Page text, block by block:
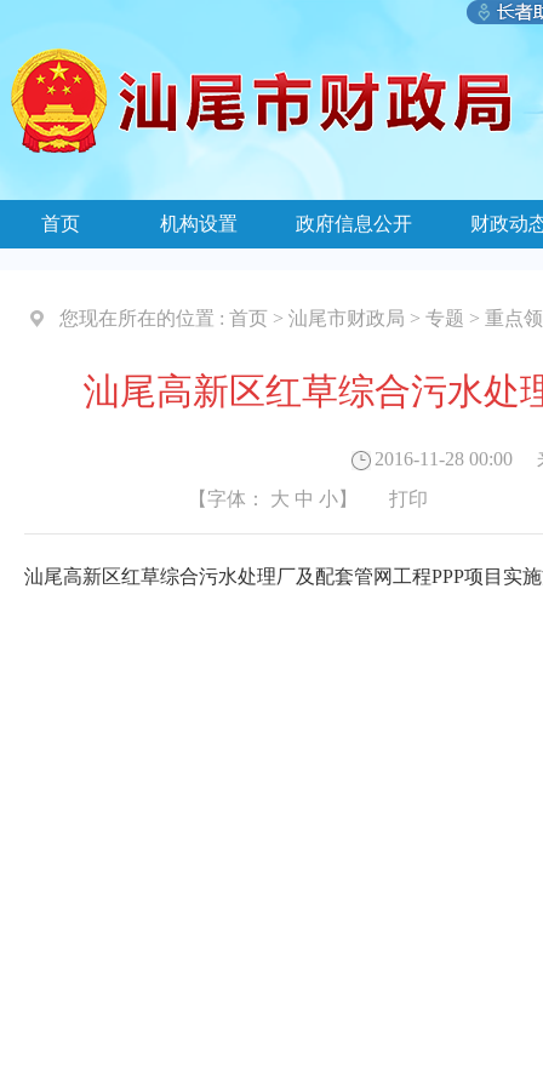
首页 机构设置 政府信息公开 财政动
您现在所在的位置 : 首页 > 汕尾市财政局 > 专题 > 重点
汕尾高新区红草综合污水处
2016-11-28 00:00
【字体： 大 中 小】 打印
汕尾高新区红草综合污水处理厂及配套管网工程PPP项目实